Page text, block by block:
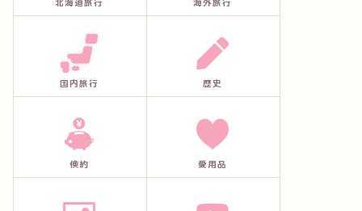
北海道旅行 海外旅行
国内旅行 歴史
倹約 愛用品